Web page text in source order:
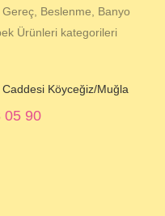
Beslenme, Banyo
Ürünleri kategorileri
Köyceğiz/Muğla
05 90